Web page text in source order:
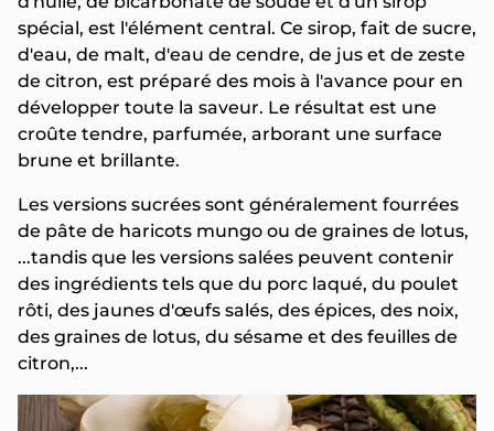
spécial, est l'élément central. Ce sirop, fait de sucre,
d'eau, de malt, d'eau de cendre, de jus et de zeste
de citron, est préparé des mois à l'avance pour en
développer toute la saveur. Le résultat est une
croûte tendre, parfumée, arborant une surface
brune et brillante.
Les versions sucrées sont généralement fourrées
de pâte de haricots mungo ou de graines de lotus,
...tandis que les versions salées peuvent contenir
des ingrédients tels que du porc laqué, du poulet
rôti, des jaunes d'œufs salés, des épices, des noix,
des graines de lotus, du sésame et des feuilles de
citron,...